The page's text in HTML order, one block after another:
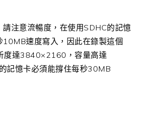
請注意流暢度，在使用SDHC的記憶
10MB速度寫入，因此在錄製這個
度達3840×2160，容量高達
記憶卡必須能撐住每秒30MB